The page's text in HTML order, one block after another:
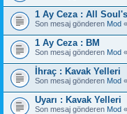
1 Ay Ceza : All
Son mesaj gönderen Mod «
1 Ay Ceza : BM
Son mesaj gönderen Mod «
İhraç : Kavak Yelleri
Son mesaj gönderen Mod «
Uyarı : Kavak Yelleri
Son mesaj gönderen Mod «